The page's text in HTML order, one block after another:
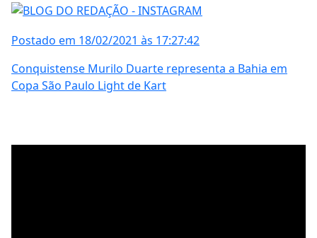
Postado em 18/02/2021 às 17:27:42
Conquistense Murilo Duarte representa a Bahia em
Copa São Paulo Light de Kart